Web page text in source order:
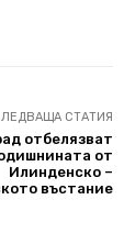
СТАТИЯ
отбелязват
от
Илинденско –
въстание